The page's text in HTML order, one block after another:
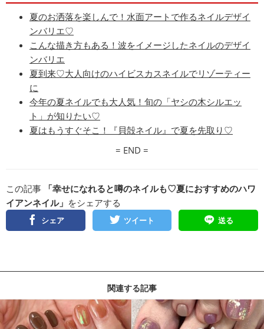
夏のお洒落を楽しんで！水面アートで作るネイルデザイ
ンバリエ♡
こんな描き方もある！波をイメージしたネイルのデザイ
ンバリエ
夏到来♡大人向けのハイビスカスネイルでリゾーティー
に
今年の夏ネイルでも大人気！旬の「ヤシの木シルエッ
ト」が知りたい♡
夏はもうすぐそこ！『貝殻ネイル』で夏を先取り♡
= END =
この記事
「幸せになれると噂のネイルも♡︎夏におすすめのハワ
イアンネイル」 をシェアする
シェア ツイート 送る
関連する記事